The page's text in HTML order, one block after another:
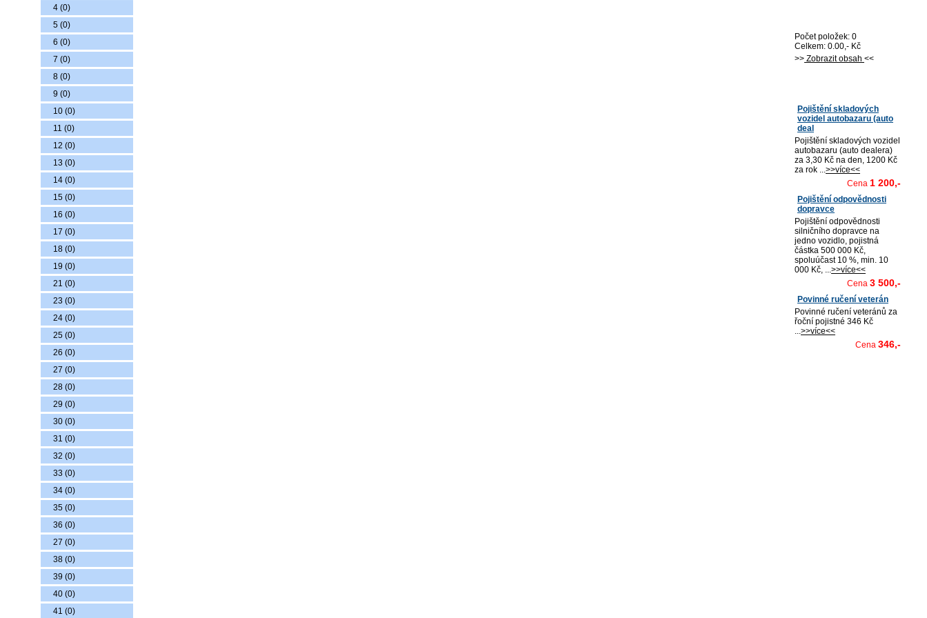
4 (0)
5 (0)
6 (0)
7 (0)
8 (0)
9 (0)
10 (0)
11 (0)
12 (0)
13 (0)
14 (0)
15 (0)
16 (0)
17 (0)
18 (0)
19 (0)
21 (0)
23 (0)
24 (0)
25 (0)
26 (0)
27 (0)
28 (0)
29 (0)
30 (0)
31 (0)
32 (0)
33 (0)
34 (0)
35 (0)
36 (0)
27 (0)
38 (0)
39 (0)
40 (0)
41 (0)
Počet položek: 0
Celkem: 0.00,- Kč
>> Zobrazit obsah <<
Pojištění skladových
vozidel autobazaru (auto
deal
Pojištění skladových vozidel
autobazaru (auto dealera)
za 3,30 Kč na den, 1200 Kč
za rok ...>>více<<
Cena 1 200,-
Pojištění odpovědnosti
dopravce
Pojištění odpovědnosti
silničního dopravce na
jedno vozidlo, pojistná
částka 500 000 Kč,
spoluúčast 10 %, min. 10
000 Kč, ...>>více<<
Cena 3 500,-
Povinné ručení veterán
Povinné ručení veteránů za
řoční pojistné 346 Kč
...>>více<<
Cena 346,-